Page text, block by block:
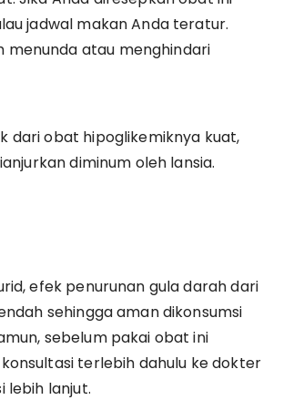
jadwal makan Anda teratur.
menunda atau menghindari
dari obat hipoglikemiknya kuat,
diminum oleh lansia.
efek penurunan gula darah dari
sehingga aman dikonsumsi
sebelum pakai obat ini
terlebih dahulu ke dokter
lebih lanjut.